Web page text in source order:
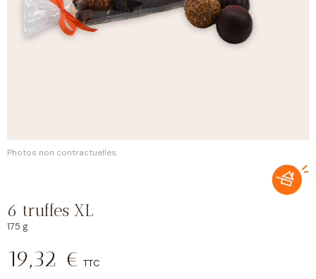
Photos non contractuelles.
6 truffes XL
175 g
19,32 € TTC